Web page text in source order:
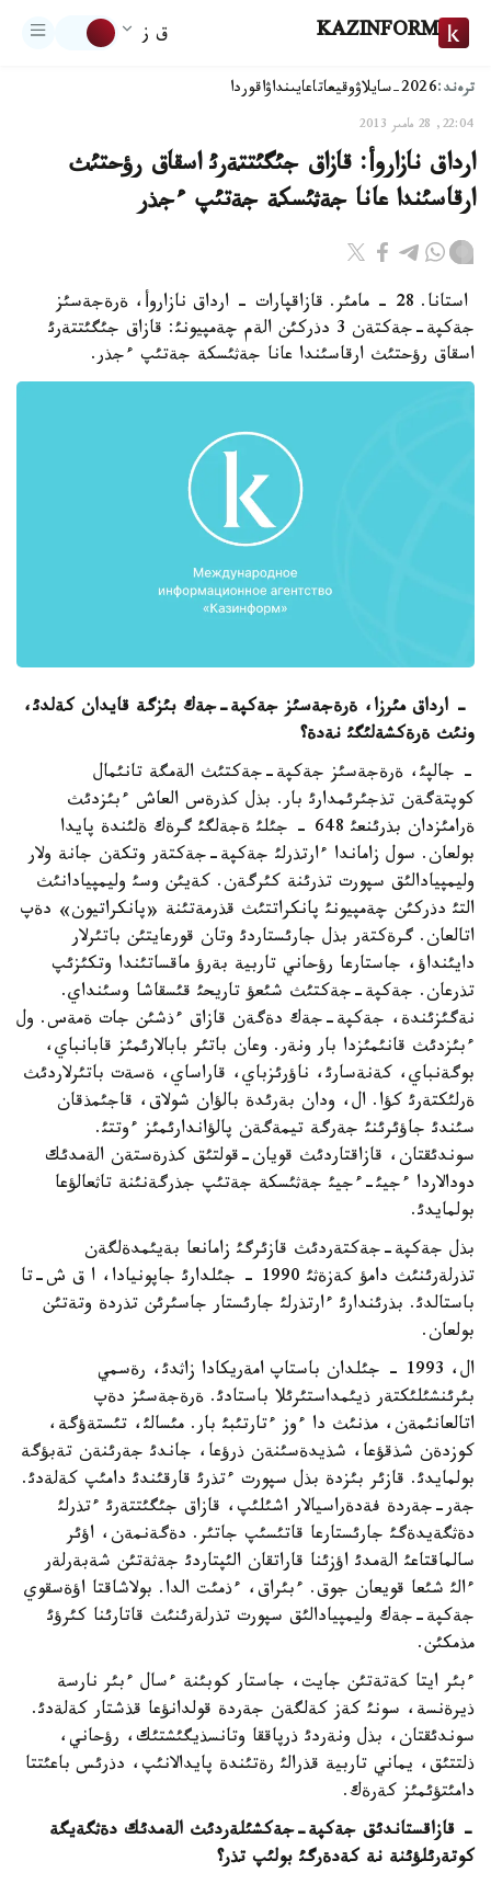
KAZINFORM ق ز
ترەند:2026-سايلاۋ وقيعاتاعايىنداۋاقوردا
22:04, 28 مامىر 2013
ارداق نازاروأ: قازاق جئگئتتةرئ اسقاق رؤحتئث
ارقاسئندا عانا جةثئسكة جةتئپ ءجذر
استانا. 28 - مامئر. قازاقپارات - ارداق نازاروأ، ةرةجةسئز
جةكپة-جةكتةن 3 دذركئن الةم چةمپيونئ: قازاق جئگئتتةرئ
اسقاق رؤحتئث ارقاسئندا عانا جةثئسكة جةتئپ ءجذر.
- ارداق مئرزا، ةرةجةسئز جةكپة-جةك بئزگة قايدان كةلدئ،
ونئث ةرةكشةلئگئ نةدة؟
- جالپئ، ةرةجةسئز جةكپة-جةكتئث الةمگة تانئمال
كوپتةگةن تذجئرئمدارئ بار. بذل كذرةس العاش ءبئزدئث
ةرامئزدان بذرئنعئ 648 - جئلئ ةجةلگئ گرةك ةلئندة پايدا
بولعان. سول زاماندا ءارتذرلئ جةكپة-جةكتةر وتكةن جانة ولار
وليمپيادالئق سپورت تذرئنة كئرگةن. كةيئن وسئ وليمپيادانئث
التئ دذركئن چةمپيونئ پانكراتتئث قذرمةتئنة «پانكراتيون» دةپ
اتالعان. گرةكتةر بذل جارئستاردئ وتان قورعايتئن باتئرلار
دايئنداؤ، جاستارعا رؤحاني تاربية بةرؤ ماقساتئندا وتكئزئپ
تذرعان. جةكپة-جةكتئث شئعؤ تاريحئ قئسقاشا وسئنداي.
نةگئزئندة، جةكپة-جةك دةگةن قازاق ءذشئن جات ةمةس. ول
ءبئزدئث قانئمئزدا بار ونةر. وعان باتئر بابالارئمئز قابانباي،
بوگةنباي، كةنةسارئ، ناؤرئزباي، قاراساي، ةسةت باتئرلاردئث
ةرلئكتةرئ كؤا. ال، ودان بةرئدة بالؤان شولاق، قاجئمذقان
سئندئ جاؤئرئنئ جةرگة تيمةگةن پالؤاندارئمئز ءوتتئ.
سوندئقتان، قازاقتاردئث قويان-قولتئق كذرةستةن الةمدئك
دودالاردا ءجيئ-ءجيئ جةثئسكة جةتئپ جذرگةنئنة تاثعالؤعا
بولمايدئ.
بذل جةكپة-جةكتةردئث قازئرگئ زامانعا بةيئمدةلگةن
تذرلةرئنئث دامؤ كةزةثئ 1990 - جئلدارئ جاپونيادا، ا ق ش-تا
باستالدئ. بذرئندارئ ءارتذرلئ جارئستار جاسئرئن تذردة وتةتئن
بولعان.
ال، 1993 - جئلدان باستاپ امةريكادا زاثدئ، رةسمي
بئرئنشئلئكتةر ذيئمداستئرئلا باستادئ. ةرةجةسئز دةپ
اتالعانئمةن، مذنئث دا ءوز ءتارتئبئ بار. مئسالئ، تئستةؤگة،
كوزدةن شذقؤعا، شذيدةسئنةن ذرؤعا، جاندئ جةرئنةن تةبؤگة
بولمايدئ. قازئر بئزدة بذل سپورت ءتذرئ قارقئندئ دامئپ كةلةدئ.
جةر-جةردة فةدةراسيالار اشئلئپ، قازاق جئگئتتةرئ ءتذرلئ
دةثگةيدةگئ جارئستارعا قاتئسئپ جاتئر. دةگةنمةن، اؤئر
سالماقتاعئ الةمدئ اؤزئنا قاراتقان الئپتاردئ جةثةتئن شةبةرلةر
ءالئ شئعا قويعان جوق. ءبئراق، ءذمئت الدا. بولاشاقتا اؤةسقوي
جةكپة-جةك وليمپيادالئق سپورت تذرلةرئنئث قاتارئنا كئرؤئ
مذمكئن.
ءبئر ايتا كةتةتئن جايت، جاستار كوبئنة ءسال ءبئر نارسة
ذيرةنسة، سونئ كةز كةلگةن جةردة قولدانؤعا قذشتار كةلةدئ.
سوندئقتان، بذل ونةردئ ذرپاققا وتانسذيگئشتئك، رؤحاني،
ذلتتئق، يماني تاربية قذرالئ رةتئندة پايدالانئپ، دذرئس باعئتتا
دامئتؤئمئز كةرةك.
- قازاقستاندئق جةكپة-جةكشئلةردئث الةمدئك دةثگةيگة
كوتةرئلؤئنة نة كةدةرگئ بولئپ تذر؟